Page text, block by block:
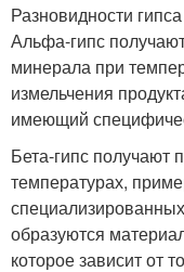
Разновидности
Альфа-гипс
минерала при
измельчения
имеющий
Бета-гипс получают
температурах,
образуются
которое зависит от